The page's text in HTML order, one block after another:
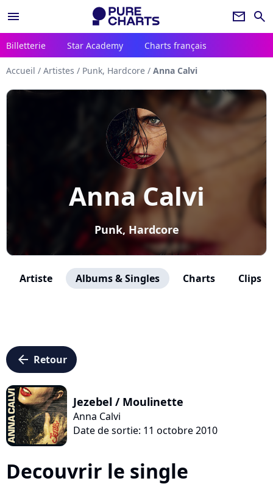
menu newsletter search
Billetterie Star Academy Charts français
Accueil / Artistes / Punk, Hardcore / Anna Calvi
Anna Calvi
Punk, Hardcore
Artiste Albums & Singles Charts Clips
arrow_left Retour
Jezebel / Moulinette
Anna Calvi
Date de sortie: 11 octobre 2010
Decouvrir le single